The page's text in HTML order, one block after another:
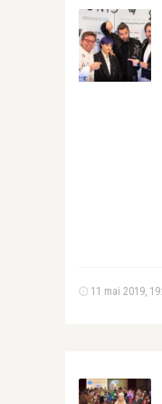
11 mai 2019,